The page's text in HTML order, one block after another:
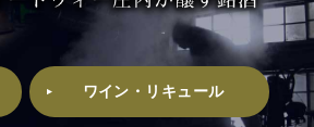
ワイン・リキュール